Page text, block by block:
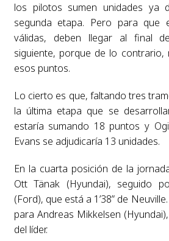
los pilotos sumen unidades ya
segunda etapa. Pero para que
válidas, deben llegar al final
siguiente, porque de lo
esos puntos.
Lo cierto es que, faltando tres
la última etapa que se
estaría sumando 18 puntos y
Evans se adjudicaría 13 unidades.
En la cuarta posición de la
Ott Tänak (Hyundai), seguido
(Ford), que está a 1’38” de
para Andreas Mikkelsen
del líder.